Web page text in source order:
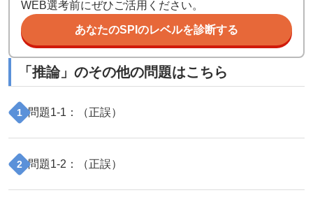
WEB選考前にぜひご活用ください。
あなたのSPIのレベルを診断する
「 推論」のその他の問題はこちら
1 問題1-1 ：（正誤）
2 問題1-2 ：（正誤）